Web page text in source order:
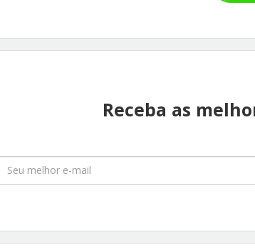
Receba as